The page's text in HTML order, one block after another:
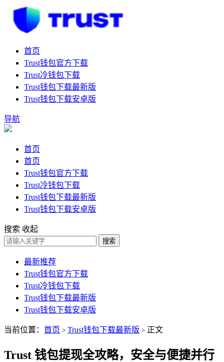
首页
Trust钱包官方下载
Trust冷钱包下载
Trust钱包下载最新版
Trust钱包下载安卓版
导航
首页
首页
Trust钱包官方下载
Trust冷钱包下载
Trust钱包下载最新版
Trust钱包下载安卓版
搜索 收起
搜索
最新推荐
Trust钱包官方下载
Trust冷钱包下载
Trust钱包下载最新版
Trust钱包下载安卓版
当前位置： 首页 > Trust钱包下载最新版 > 正文
Trust 钱包提现全攻略，安全与便捷并行